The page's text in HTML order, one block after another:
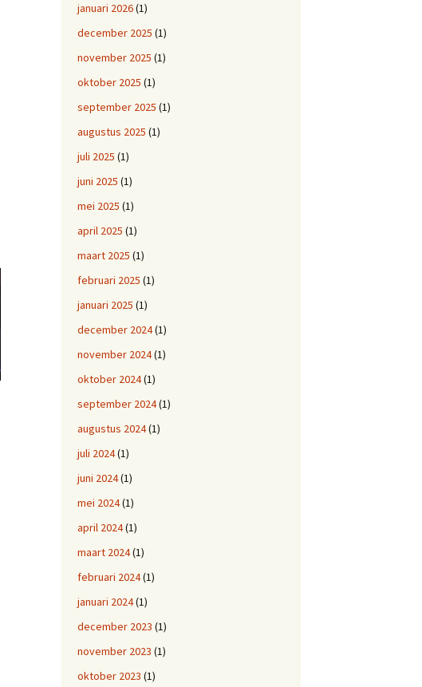
januari 2026(1)
december 2025 (1)
november 2025 (1)
oktober 2025 (1)
september 2025 (1)
augustus 2025 (1)
juli 2025 (1)
juni 2025 (1)
mei 2025 (1)
april 2025 (1)
maart 2025 (1)
februari 2025 (1)
januari 2025 (1)
december 2024(1)
november 2024(1)
oktober 2024(1)
september 2024(1)
augustus 2024(1)
juli 2024(1)
juni 2024(1)
mei 2024(1)
april 2024(1)
maart 2024(1)
februari 2024(1)
januari 2024(1)
december 2023 (1)
november 2023 (1)
oktober 2023 (1)